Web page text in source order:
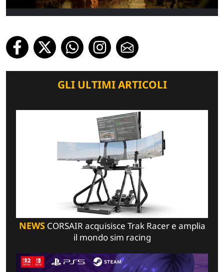
GLI ULTIMI ARTICOLI
NEWSCORSAIR acquisisce Trak Racer e amplia
il mondo sim racing